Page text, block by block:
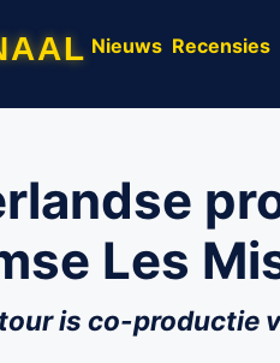
Nieuws Recensies
Les
is co-productie